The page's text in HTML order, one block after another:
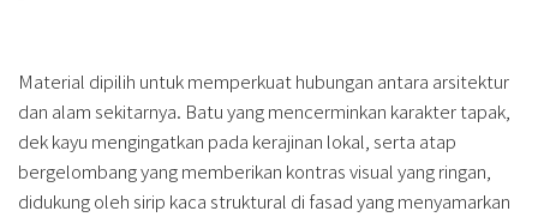
Material dipilih untuk memperkuat hubungan antara arsitektur
dan alam sekitarnya. Batu yang mencerminkan karakter tapak,
dek kayu mengingatkan pada kerajinan lokal, serta atap
bergelombang yang memberikan kontras visual yang ringan,
didukung oleh sirip kaca struktural di fasad yang menyamarkan